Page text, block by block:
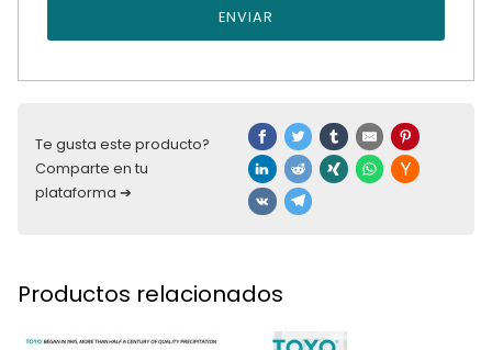
ENVIAR
Te gusta este producto?
Comparte en tu
plataforma ➔
Productos relacionados